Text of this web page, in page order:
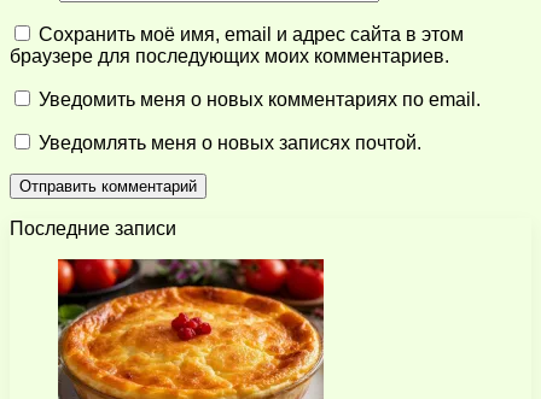
Сохранить моё имя, email и адрес сайта в этом
браузере для последующих моих комментариев.
Уведомить меня о новых комментариях по email.
Уведомлять меня о новых записях почтой.
Последние записи